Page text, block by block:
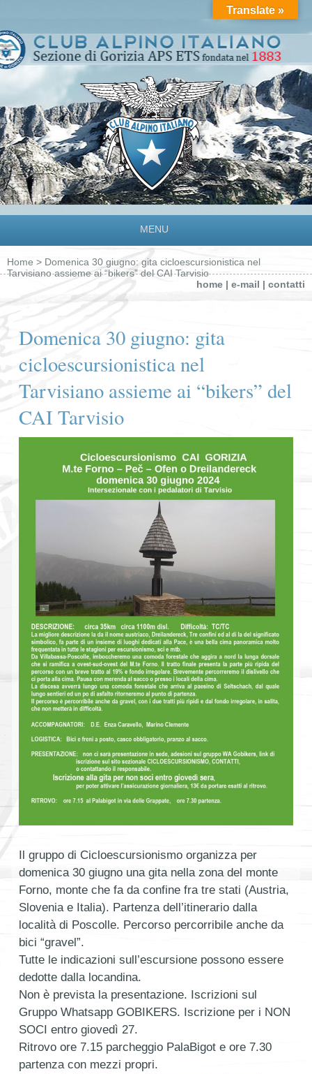
MENU
Home > Domenica 30 giugno: gita cicloescursionistica nel
Tarvisiano assieme ai “bikers” del CAI Tarvisio
home | e-mail | contatti
Domenica 30 giugno: gita
cicloescursionistica nel
Tarvisiano assieme ai “bikers” del
CAI Tarvisio
Il gruppo di Cicloescursionismo organizza per
domenica 30 giugno una gita nella zona del monte
Forno, monte che fa da confine fra tre stati (Austria,
Slovenia e Italia). Partenza dell’itinerario dalla
località di Poscolle. Percorso percorribile anche da
bici “gravel”.
Tutte le indicazioni sull’escursione possono essere
dedotte dalla locandina.
Non è prevista la presentazione. Iscrizioni sul
Gruppo Whatsapp GOBIKERS. Iscrizione per i NON
SOCI entro giovedì 27.
Ritrovo ore 7.15 parcheggio PalaBigot e ore 7.30
partenza con mezzi propri.
Translate »